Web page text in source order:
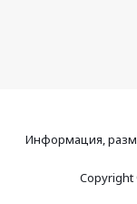
Информация,
Copyright